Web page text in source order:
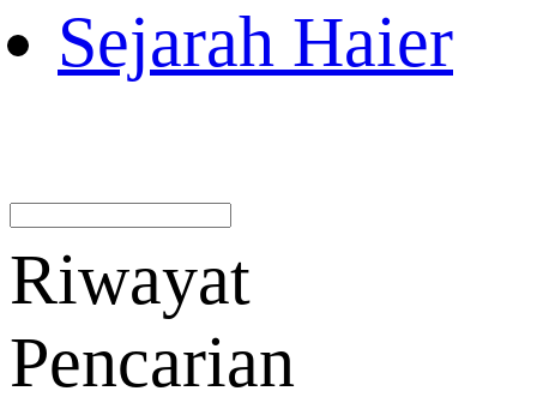
Sejarah Haier
Riwayat
Pencarian